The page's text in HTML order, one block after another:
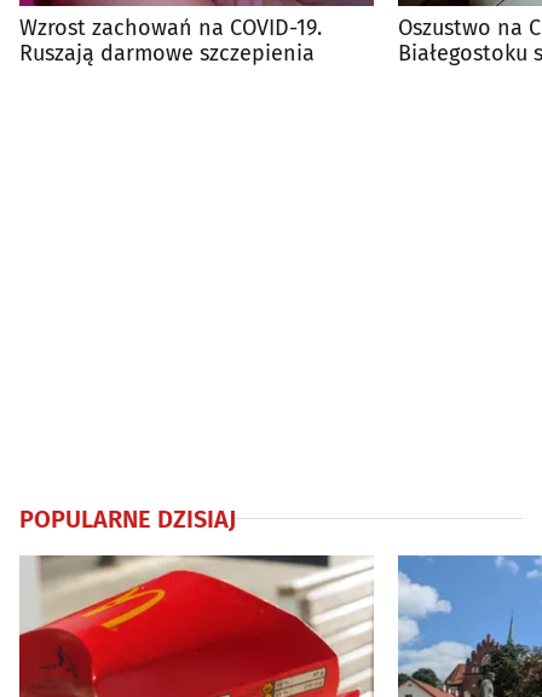
Wzrost zachowań na COVID-19.
Ruszają darmowe szczepienia
Oszustwo na
Białegostoku
POPULARNE DZISIAJ